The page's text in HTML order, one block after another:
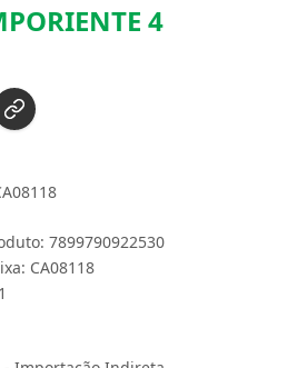
4
7899790922530
CA08118